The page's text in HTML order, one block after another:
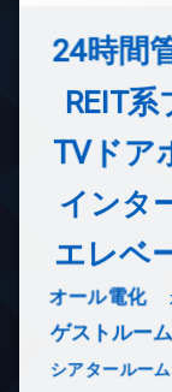
24時間
REIT
TVドア
インタ
エレベ
オール電化
ゲストルーム
シアタールーム